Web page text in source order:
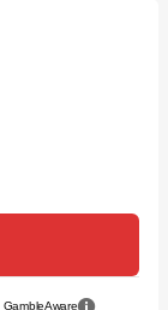
GambleAware